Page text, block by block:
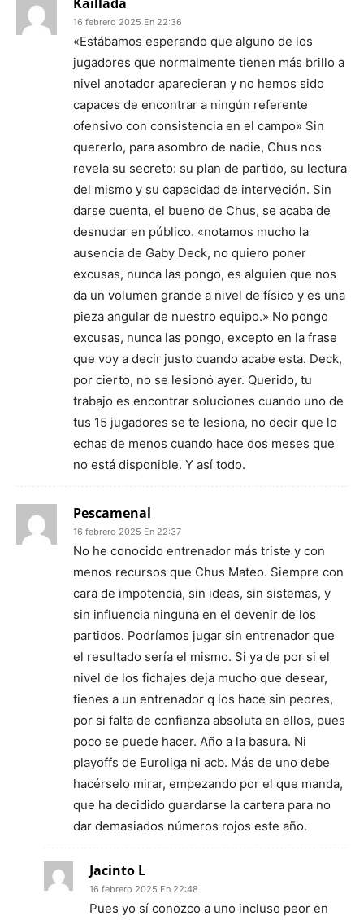
16 febrero 2025 En 22:36
«Estábamos esperando que alguno de los
jugadores que normalmente tienen más brillo a
nivel anotador aparecieran y no hemos sido
capaces de encontrar a ningún referente
ofensivo con consistencia en el campo» Sin
quererlo, para asombro de nadie, Chus nos
revela su secreto: su plan de partido, su lectura
del mismo y su capacidad de interveción. Sin
darse cuenta, el bueno de Chus, se acaba de
desnudar en público. «notamos mucho la
ausencia de Gaby Deck, no quiero poner
excusas, nunca las pongo, es alguien que nos
da un volumen grande a nivel de físico y es una
pieza angular de nuestro equipo.» No pongo
excusas, nunca las pongo, excepto en la frase
que voy a decir justo cuando acabe esta. Deck,
por cierto, no se lesionó ayer. Querido, tu
trabajo es encontrar soluciones cuando uno de
tus 15 jugadores se te lesiona, no decir que lo
echas de menos cuando hace dos meses que
no está disponible. Y así todo.
Pescamenal
16 febrero 2025 En 22:37
No he conocido entrenador más triste y con
menos recursos que Chus Mateo. Siempre con
cara de impotencia, sin ideas, sin sistemas, y
sin influencia ninguna en el devenir de los
partidos. Podríamos jugar sin entrenador que
el resultado sería el mismo. Si ya de por si el
nivel de los fichajes deja mucho que desear,
tienes a un entrenador q los hace sin peores,
por si falta de confianza absoluta en ellos, pues
poco se puede hacer. Año a la basura. Ni
playoffs de Euroliga ni acb. Más de uno debe
hacérselo mirar, empezando por el que manda,
que ha decidido guardarse la cartera para no
dar demasiados números rojos este año.
Jacinto L
16 febrero 2025 En 22:48
Pues yo sí conozco a uno incluso peor en